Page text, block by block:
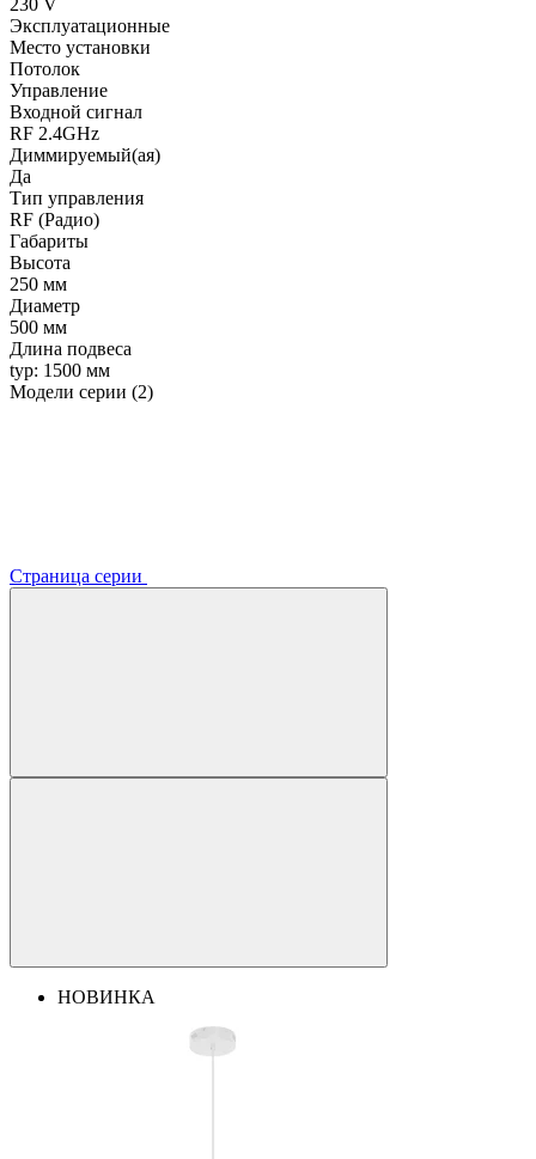
Эксплуатационные
Место установки
Потолок
Управление
Входной сигнал
RF 2.4GHz
Диммируемый(ая)
Да
Тип управления
RF (Радио)
Габариты
Высота
250 мм
Диаметр
500 мм
Длина подвеса
typ: 1500 мм
Модели серии (2)
Страница серии
НОВИНКА